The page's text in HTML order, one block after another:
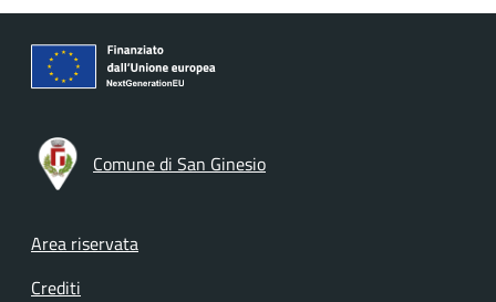
Comune di San Ginesio
Footer menu
Area riservata
Crediti